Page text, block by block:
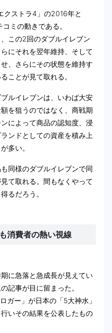
クストラ4」の2016年と
ミの動きである。
この2回のダブルイレブン
にそれを翌年維持、そして
、さらにその状態を維持す
ことが見て取れる。
ルイレブンは、いわば大安
を狙うのではなく、商戦期
によって商品の認知度、浸
ンドとしての資産を積み上
多い。
同様のダブルイレブンで同
て取れる。間もなくやって
るだろう。
消費者の熱い視線
に急落と急成長が見えてい
記事が目に留まった。
ガー」が日本の「5大神水」
いその結果を公表したもの